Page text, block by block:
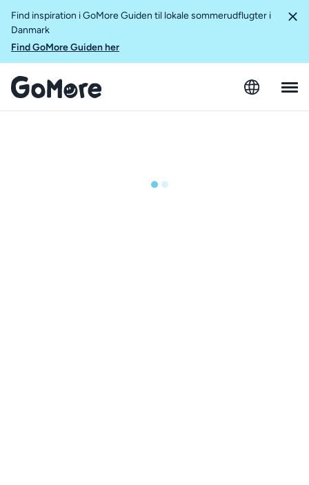
Find inspiration i GoMore Guiden til lokale sommerudflugter i
Danmark
Find GoMore Guiden her